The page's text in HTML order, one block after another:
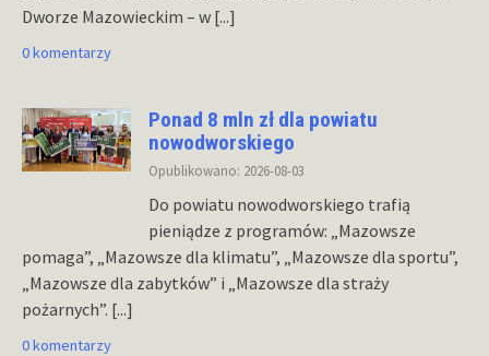
Dworze Mazowieckim – w [...]
0 komentarzy
Ponad 8 mln zł dla powiatu
nowodworskiego
Opublikowano: 2026-08-03
Do powiatu nowodworskiego trafią
pieniądze z programów: „Mazowsze
pomaga”, „Mazowsze dla klimatu”, „Mazowsze dla sportu”,
„Mazowsze dla zabytków” i „Mazowsze dla straży
pożarnych”. [...]
0 komentarzy